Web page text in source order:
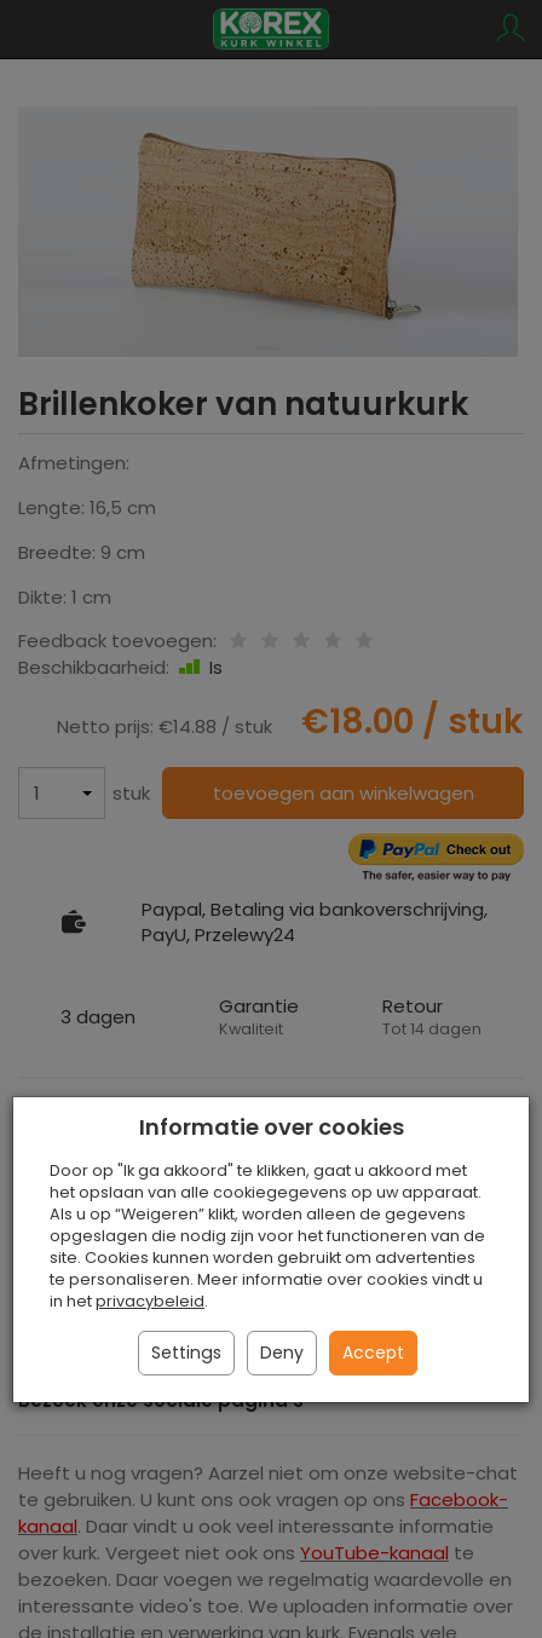
Brillenkoker van natuurkurk
Afmetingen:
Lengte: 16,5 cm
Breedte: 9 cm
Dikte: 1 cm
Feedback toevoegen:
Beschikbaarheid:
Is
Netto prijs: €14.88 / stuk €18.00 / stuk
stuk toevoegen aan winkelwagen
Paypal, Betaling via bankoverschrijving,
PayU, Przelewy24
3 dagen Garantie
Kwaliteit
Retour
Tot 14 dagen
Brillenkoker van natuurkurk van kurkstof, stijlvol en
elegant. Een aanbieding voor dames en heren.
We raden onze andereaccessoiresaan.
Bezoek onze sociale pagina's
Heeft u nog vragen? Aarzel niet om onze website-chat
te gebruiken. U kunt ons ook vragen op ons Facebook-
kanaal. Daar vindt u ook veel interessante informatie
over kurk. Vergeet niet ook ons ​​ YouTube-kanaal te
bezoeken. Daar voegen we regelmatig waardevolle en
interessante video's toe. We uploaden informatie over
de installatie en verwerking van kurk. Evenals vele
Informatie over cookies
Door op "Ik ga akkoord" te klikken, gaat u akkoord met
het opslaan van alle cookiegegevens op uw apparaat.
Als u op “Weigeren” klikt, worden alleen de gegevens
opgeslagen die nodig zijn voor het functioneren van de
site. Cookies kunnen worden gebruikt om advertenties
te personaliseren. Meer informatie over cookies vindt u
in hetprivacybeleid.
Settings Deny Accept